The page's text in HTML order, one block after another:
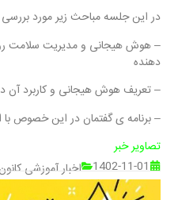
در این جلسه مباحث زیر مورد
– هوش هیجانی و مدیریت سلامت
دهنده
– تعریف هوش هیجانی و کاربرد آن
– برنامه ی گفتمان در این خصوص با
تصاویر خبر
1402-11-01
اخبار آموزشی